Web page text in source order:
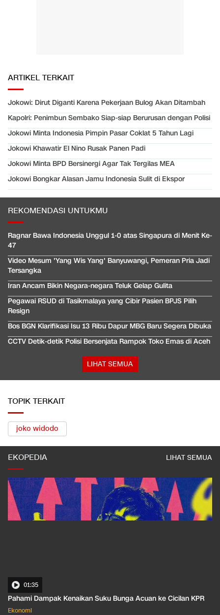
ARTIKEL TERKAIT
Jokowi: Dirut Diganti Karena Pekerjaan Bulog Akan Ditambah
Kapolri: Penimbun Sembako Siap-siap Berurusan dengan Polisi
Jokowi Minta Indonesia Pimpin Pasar Coklat 5 Tahun Lagi
Jokowi Khawatir El Nino Rusak Panen Padi
Jokowi Minta BPD Bersinergi Agar Tak Tergilas MEA
Jokowi Bongkar Alasan Jamu Indonesia Sulit di Ekspor
REKOMENDASI UNTUKMU
Ragnar Bawa Indonesia Unggul 1-0 atas Singapura di Menit Ke-
47
Video Mesum 'Yang Wis Yang' Banyuwangi, Pemeran Pria Jadi
Tersangka
Iran Ancam Bikin Negara-negara Teluk Gelap Gulita
Pegawai RSUD di Tasikmalaya yang Cibir Pasien BPJS Pilih
Resign
Bos BGN Klarifikasi Isu 13 Ribu Dapur MBG Baru Segera Dibuka
CCTV Detik-detik Polisi Bersenjata Rampok Toko Emas di Aceh
LIHAT SEMUA
TOPIK TERKAIT
joko widodo
EKOPEDIA LIHAT SEMUA
01:35
Pahami Dampak Kenaikan Suku Bunga Acuan ke Cicilan KPR
Ekonomi